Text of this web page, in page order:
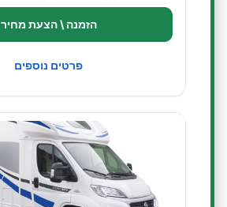
הזמנה \ הצעת מחיר
פרטים נוספים